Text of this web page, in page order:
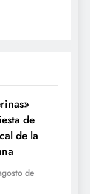
de
de la
de